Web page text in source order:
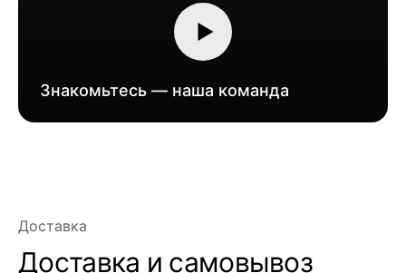
Знакомьтесь — наша команда
Доставка
Доставка и самовывоз